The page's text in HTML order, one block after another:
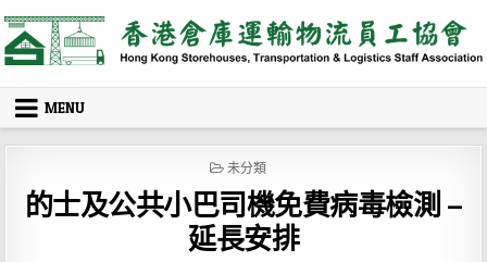
to
content
MENU
POSTED
未分類
的士及公共小巴司機免費病毒檢測 –
延長安排